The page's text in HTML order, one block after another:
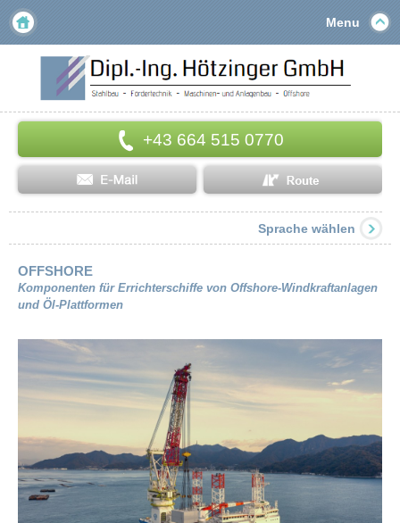
Menu
+43 664 515 0770
Sprache wählen
OFFSHORE
Komponenten für Errichterschiffe von Offshore-Windkraftanlagen
und Öl-Plattformen